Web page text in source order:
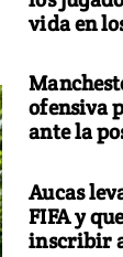
vida en
ofensiva
ante la
Aucas
FIFA y
inscribir